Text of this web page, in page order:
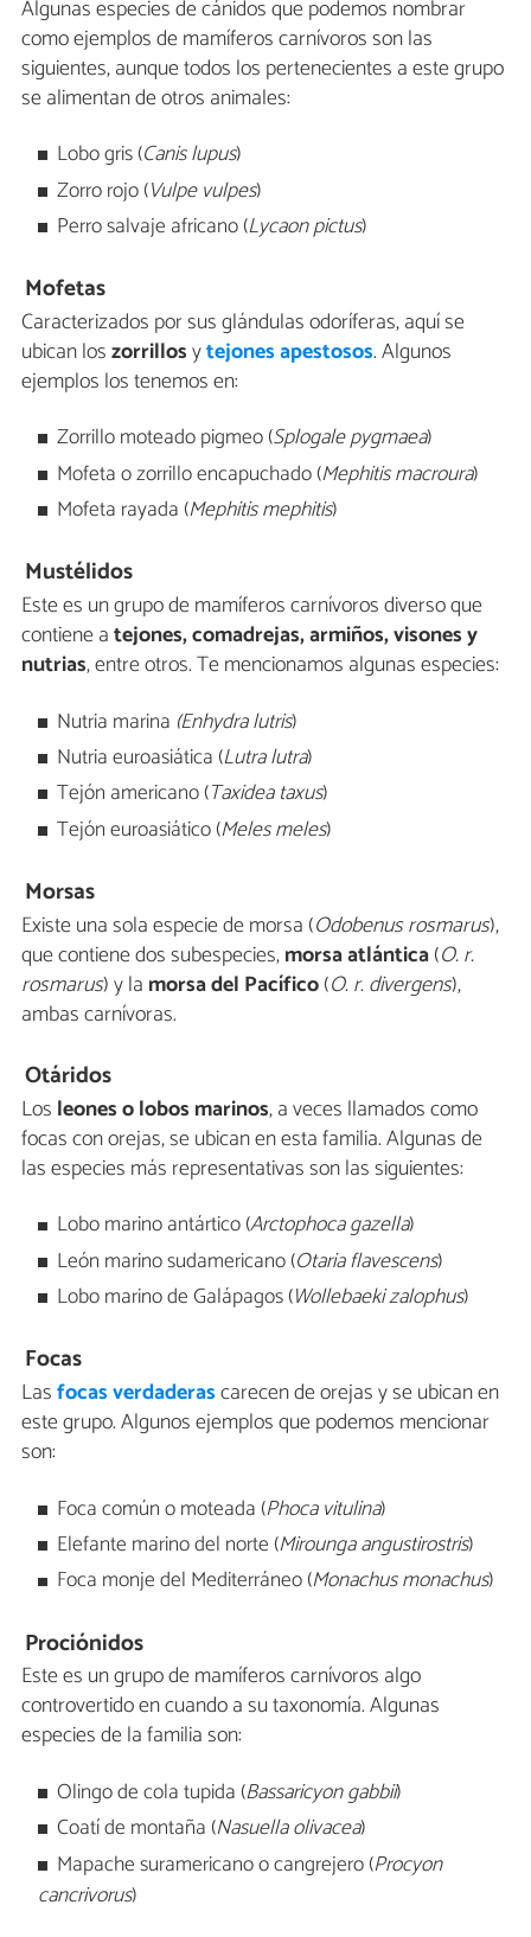
Algunas especies de cánidos que podemos nombrar
como ejemplos de mamíferos carnívoros son las
siguientes, aunque todos los pertenecientes a este grupo
se alimentan de otros animales:
Lobo gris (Canis lupus)
Zorro rojo (Vulpe vulpes)
Perro salvaje africano (Lycaon pictus)
Mofetas
Caracterizados por sus glándulas odoríferas, aquí se
ubican loszorrillosytejones apestosos. Algunos
ejemplos los tenemos en:
Zorrillo moteado pigmeo (Splogale pygmaea)
Mofeta o zorrillo encapuchado (Mephitis macroura)
Mofeta rayada (Mephitis mephitis)
Mustélidos
Este es un grupo de mamíferos carnívoros diverso que
contiene atejones, comadrejas, armiños, visones y
nutrias, entre otros. Te mencionamos algunas especies:
Nutria marina (Enhydra lutris)
Nutria euroasiática (Lutra lutra)
Tejón americano (Taxidea taxus)
Tejón euroasiático (Meles meles)
Morsas
Existe una sola especie de morsa (Odobenus rosmarus),
que contiene dos subespecies,morsa atlántica(O. r.
rosmarus) y la morsa del Pacífico(O. r. divergens),
ambas carnívoras.
Otáridos
Los leones o lobos marinos, a veces llamados como
focas con orejas, se ubican en esta familia. Algunas de
las especies más representativas son las siguientes:
Lobo marino antártico (Arctophoca gazella)
León marino sudamericano (Otaria flavescens)
Lobo marino de Galápagos (Wollebaeki zalophus)
Focas
Lasfocas verdaderascarecen de orejas y se ubican en
este grupo. Algunos ejemplos que podemos mencionar
son:
Foca común o moteada (Phoca vitulina)
Elefante marino del norte (Mirounga angustirostris)
Foca monje del Mediterráneo (Monachus monachus)
Prociónidos
Este es un grupo de mamíferos carnívoros algo
controvertido en cuando a su taxonomía. Algunas
especies de la familia son:
Olingo de cola tupida (Bassaricyon gabbii)
Coatí de montaña (Nasuella olivacea)
Mapache suramericano o cangrejero (Procyon
cancrivorus)